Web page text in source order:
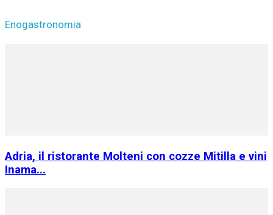
Enogastronomia
Adria, il ristorante Molteni con cozze Mitilla e vini
Inama...